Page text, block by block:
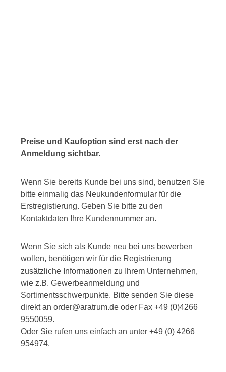
Preise und Kaufoption sind erst nach der
Anmeldung sichtbar.
Wenn Sie bereits Kunde bei uns sind, benutzen Sie
bitte einmalig das Neukundenformular für die
Erstregistierung. Geben Sie bitte zu den
Kontaktdaten Ihre Kundennummer an.
Wenn Sie sich als Kunde neu bei uns bewerben
wollen, benötigen wir für die Registrierung
zusätzliche Informationen zu Ihrem Unternehmen,
wie z.B. Gewerbeanmeldung und
Sortimentsschwerpunkte. Bitte senden Sie diese
direkt an order@aratrum.de oder Fax +49 (0)4266
9550059.
Oder Sie rufen uns einfach an unter +49 (0) 4266
954974.